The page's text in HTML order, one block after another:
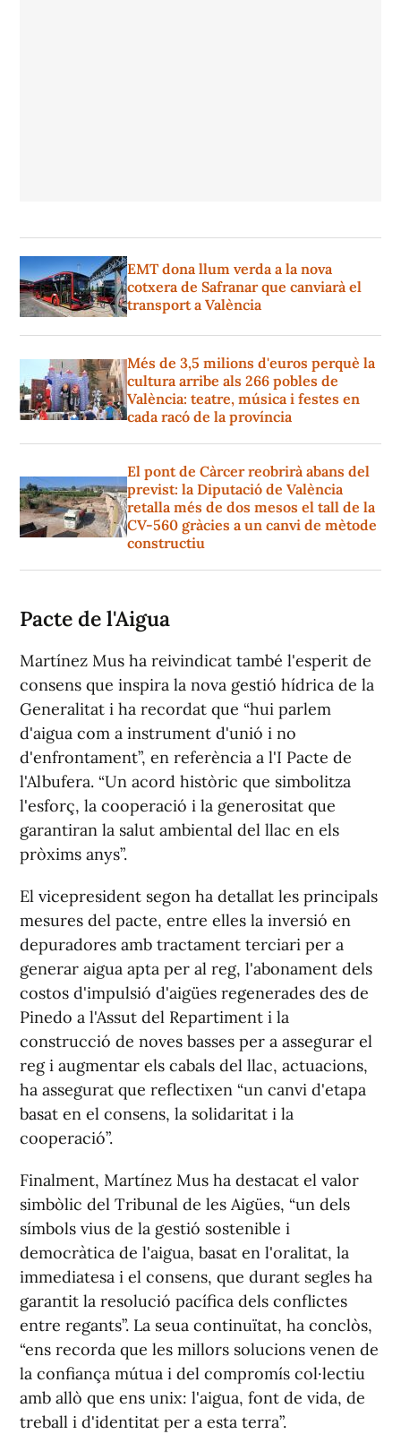
EMT dona llum verda a la nova
cotxera de Safranar que canviarà el
transport a València
Més de 3,5 milions d'euros perquè la
cultura arribe als 266 pobles de
València: teatre, música i festes en
cada racó de la província
El pont de Càrcer reobrirà abans del
previst: la Diputació de València
retalla més de dos mesos el tall de la
CV-560 gràcies a un canvi de mètode
constructiu
Pacte de l'Aigua
Martínez Mus ha reivindicat també l'esperit de
consens que inspira la nova gestió hídrica de la
Generalitat i ha recordat que “hui parlem
d'aigua com a instrument d'unió i no
d'enfrontament”, en referència a l'I Pacte de
l'Albufera. “Un acord històric que simbolitza
l'esforç, la cooperació i la generositat que
garantiran la salut ambiental del llac en els
pròxims anys”.
El vicepresident segon ha detallat les principals
mesures del pacte, entre elles la inversió en
depuradores amb tractament terciari per a
generar aigua apta per al reg, l'abonament dels
costos d'impulsió d'aigües regenerades des de
Pinedo a l'Assut del Repartiment i la
construcció de noves basses per a assegurar el
reg i augmentar els cabals del llac, actuacions,
ha assegurat que reflectixen “un canvi d'etapa
basat en el consens, la solidaritat i la
cooperació”.
Finalment, Martínez Mus ha destacat el valor
simbòlic del Tribunal de les Aigües, “un dels
símbols vius de la gestió sostenible i
democràtica de l'aigua, basat en l'oralitat, la
immediatesa i el consens, que durant segles ha
garantit la resolució pacífica dels conflictes
entre regants”. La seua continuïtat, ha conclòs,
“ens recorda que les millors solucions venen de
la confiança mútua i del compromís col·lectiu
amb allò que ens unix: l'aigua, font de vida, de
treball i d'identitat per a esta terra”.